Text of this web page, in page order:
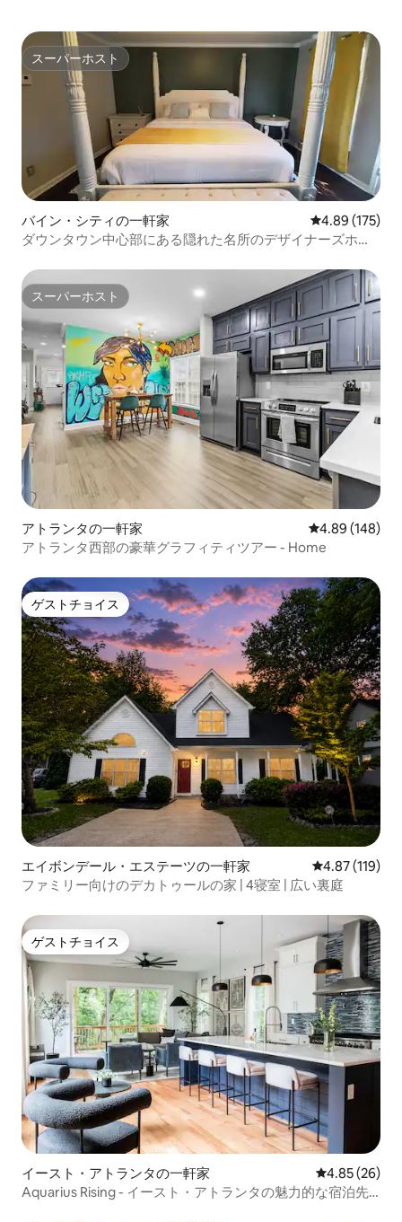
スーパーホスト
スーパーホスト
バイン・シティの一軒家 レビュー175
4.89 (175)
ダウンタウン中心部にある隠れた名所のデザイナーズホー
スーパーホスト
スーパーホスト
アトランタの一軒家 レビュー148
4.89 (148)
アトランタ西部の豪華グラフィティツアー - Home
ゲストチョイス
ゲストチョイス
エイボンデール・エステーツの一軒家 レビュー119
4.87 (119)
ファミリー向けのデカトゥールの家 | 4寝室 | 広い裏庭
ゲストチョイス
ゲストチョイス
イースト・アトランタの一軒家 レビュー26
4.85 (26)
Aquarius Rising - イースト・アトランタの魅力的な宿泊先